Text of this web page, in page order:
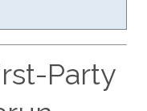
Party